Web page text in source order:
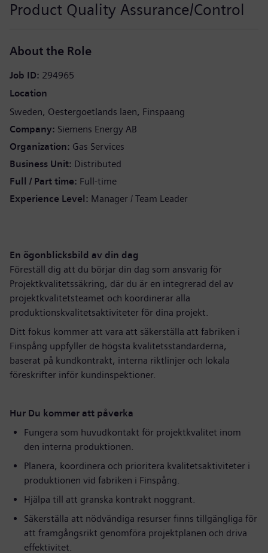
Product Quality Assurance/Control
About the Role
Job ID 294965
Location
Sweden Oestergoetlands laen Finspaang
Company Siemens Energy AB
Organization Gas Services
Business Unit Distributed
Full / Part time Full-time
Experience Level Manager / Team Leader
En ögonblicksbild av din dag
Föreställ dig att du börjar din dag som ansvarig för
Projektkvalitetssäkring, där du är en integrerad del av
projektkvalitetsteamet och koordinerar alla
produktionskvalitetsaktiviteter för dina projekt.
Ditt fokus kommer att vara att säkerställa att fabriken i
Finspång uppfyller de högsta kvalitetsstandarderna,
baserat på kundkontrakt, interna riktlinjer och lokala
föreskrifter inför kundinspektioner.
Hur Du kommer att påverka
Fungera som huvudkontakt för projektkvalitet inom
den interna produktionen.
Planera, koordinera och prioritera kvalitetsaktiviteter i
produktionen vid fabriken i Finspång.
Hjälpa till att granska kontrakt noggrant.
Säkerställa att nödvändiga resurser finns tillgängliga för
att framgångsrikt genomföra projektplanen och driva
effektivitet.